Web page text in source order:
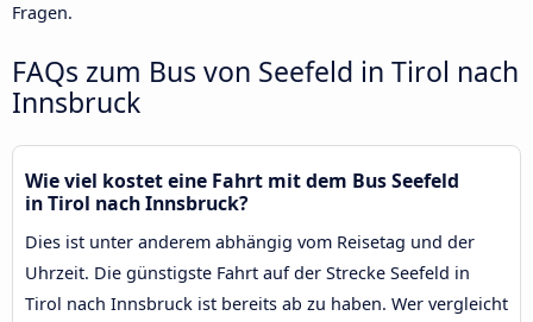
Fragen.
FAQs zum Bus von Seefeld in Tirol nach
Innsbruck
Wie viel kostet eine Fahrt mit dem Bus Seefeld
in Tirol nach Innsbruck?
Dies ist unter anderem abhängig vom Reisetag und der
Uhrzeit. Die günstigste Fahrt auf der Strecke Seefeld in
Tirol nach Innsbruck ist bereits ab zu haben. Wer vergleicht